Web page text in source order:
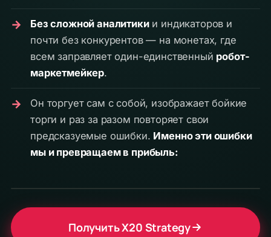
→ Без сложной аналитикии индикаторов и
почти без конкурентов — на монетах, где
всем заправляет один-единственный робот-
маркетмейкер.
→
Он торгует сам с собой, изображает бойкие
торги и раз за разом повторяет свои
предсказуемые ошибки. Именно эти ошибки
мы и превращаем в прибыль:
Получить X20 Strategy